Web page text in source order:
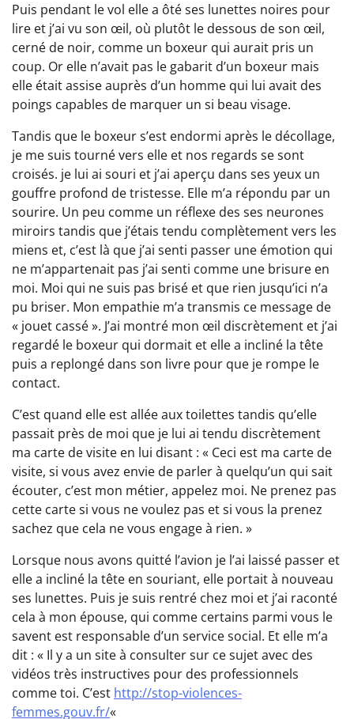
Puis pendant le vol elle a ôté ses lunettes noires pour
lire et j’ai vu son œil, où plutôt le dessous de son œil,
cerné de noir, comme un boxeur qui aurait pris un
coup. Or elle n’avait pas le gabarit d’un boxeur mais
elle était assise auprès d’un homme qui lui avait des
poings capables de marquer un si beau visage.
Tandis que le boxeur s’est endormi après le décollage,
je me suis tourné vers elle et nos regards se sont
croisés. je lui ai souri et j’ai aperçu dans ses yeux un
gouffre profond de tristesse. Elle m’a répondu par un
sourire. Un peu comme un réflexe des ses neurones
miroirs tandis que j’étais tendu complètement vers les
miens et, c’est là que j’ai senti passer une émotion qui
ne m’appartenait pas j’ai senti comme une brisure en
moi. Moi qui ne suis pas brisé et que rien jusqu’ici n’a
pu briser. Mon empathie m’a transmis ce message de
« jouet cassé ». J’ai montré mon œil discrètement et j’ai
regardé le boxeur qui dormait et elle a incliné la tête
puis a replongé dans son livre pour que je rompe le
contact.
C’est quand elle est allée aux toilettes tandis qu’elle
passait près de moi que je lui ai tendu discrètement
ma carte de visite en lui disant : « Ceci est ma carte de
visite, si vous avez envie de parler à quelqu’un qui sait
écouter, c’est mon métier, appelez moi. Ne prenez pas
cette carte si vous ne voulez pas et si vous la prenez
sachez que cela ne vous engage à rien. »
Lorsque nous avons quitté l’avion je l’ai laissé passer et
elle a incliné la tête en souriant, elle portait à nouveau
ses lunettes. Puis je suis rentré chez moi et j’ai raconté
cela à mon épouse, qui comme certains parmi vous le
savent est responsable d’un service social. Et elle m’a
dit : « Il y a un site à consulter sur ce sujet avec des
vidéos très instructives pour des professionnels
comme toi. C’est http://stop-violences-
femmes.gouv.fr/«